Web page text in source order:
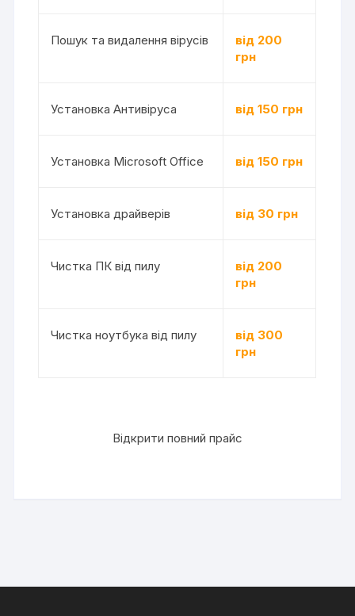
Пошук та видалення вірусів
від 200
грн
Установка Антивіруса від 150 грн
Установка Microsoft Office від 150 грн
Установка драйверів від 30 грн
Чистка ПК від пилу
від 200
грн
Чистка ноутбука від пилу
від 300
грн
Відкрити повний прайс